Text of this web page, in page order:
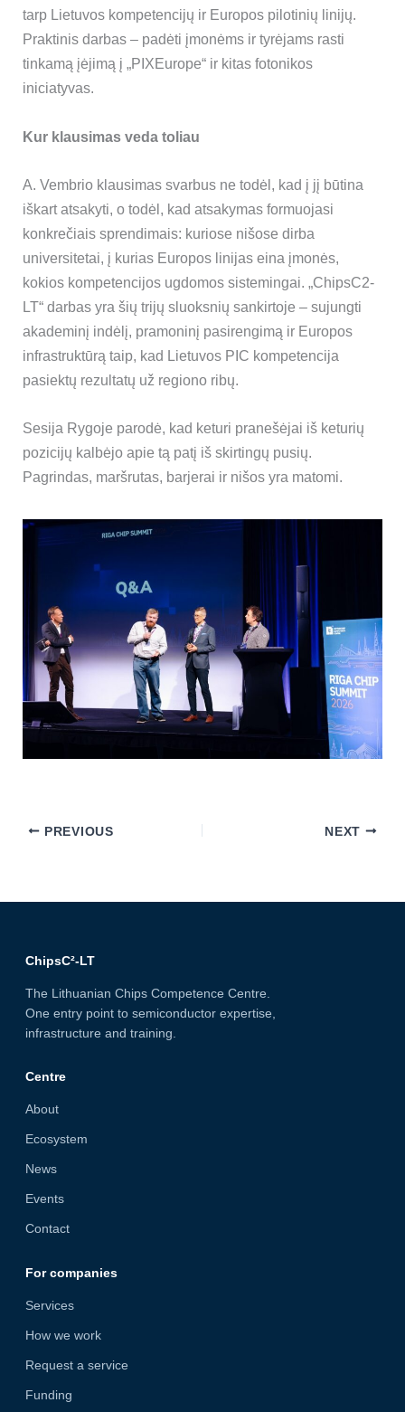
tarp Lietuvos kompetencijų ir Europos pilotinių linijų.
Praktinis darbas – padėti įmonėms ir tyrėjams rasti
tinkamą įėjimą į „PIXEurope“ ir kitas fotonikos
iniciatyvas.
Kur klausimas veda toliau
A. Vembrio klausimas svarbus ne todėl, kad į jį būtina
iškart atsakyti, o todėl, kad atsakymas formuojasi
konkrečiais sprendimais: kuriose nišose dirba
universitetai, į kurias Europos linijas eina įmonės,
kokios kompetencijos ugdomos sistemingai. „ChipsC2-
LT“ darbas yra šių trijų sluoksnių sankirtoje – sujungti
akademinį indėlį, pramoninį pasirengimą ir Europos
infrastruktūrą taip, kad Lietuvos PIC kompetencija
pasiektų rezultatų už regiono ribų.
Sesija Rygoje parodė, kad keturi pranešėjai iš keturių
pozicijų kalbėjo apie tą patį iš skirtingų pusių.
Pagrindas, maršrutas, barjerai ir nišos yra matomi.
PREVIOUS NEXT
ChipsC²-LT
The Lithuanian Chips Competence Centre.
One entry point to semiconductor expertise,
infrastructure and training.
Centre
About
Ecosystem
News
Events
Contact
For companies
Services
How we work
Request a service
Funding